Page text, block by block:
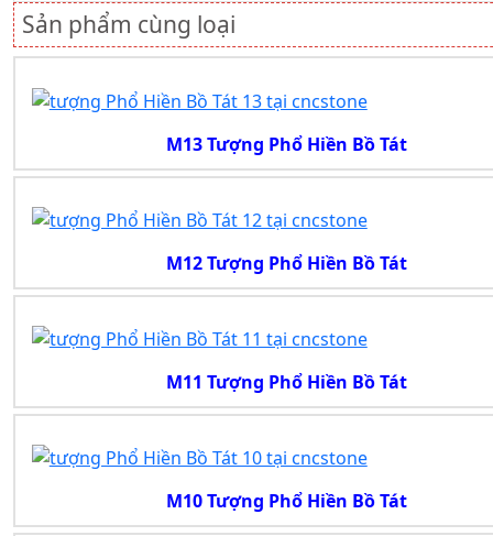
Sản phẩm cùng loại
M13 Tượng Phổ Hiền Bồ Tát
M12 Tượng Phổ Hiền Bồ Tát
M11 Tượng Phổ Hiền Bồ Tát
M10 Tượng Phổ Hiền Bồ Tát